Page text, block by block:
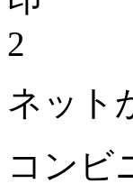
2
ネット
コンビ